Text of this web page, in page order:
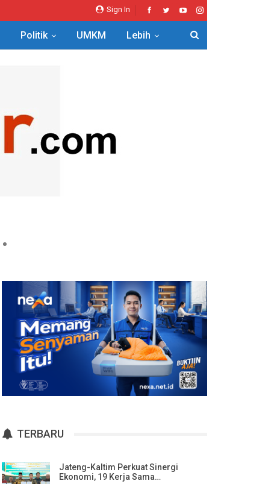
Sign In
Politik UMKM Lebih
TERBARU
Jateng-Kaltim Perkuat Sinergi
Ekonomi, 19 Kerja Sama…